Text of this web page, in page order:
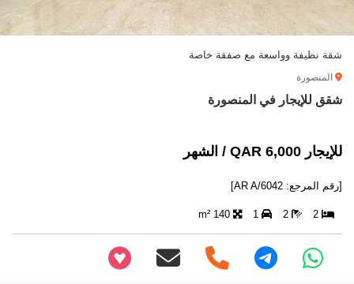
شقة نظيفة وواسعة مع صفقة خاصة
المنصورة
شقق للإيجار في المنصورة
للإيجار 6,000 QAR / الشهر
[رقم المرجع: AR A/6042]
2
2
1
140 m²